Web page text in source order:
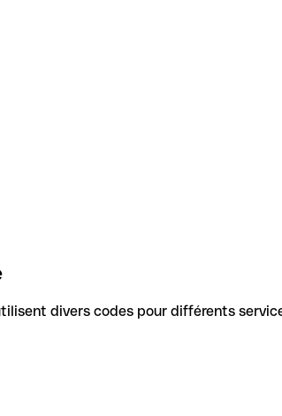
divers codes pour différents